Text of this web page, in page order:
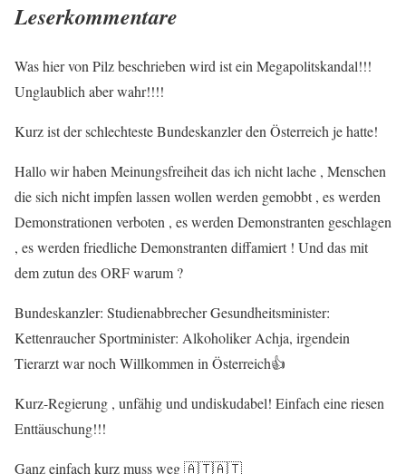
Leserkommentare
Was hier von Pilz beschrieben wird ist ein Megapolitskandal!!!
Unglaublich aber wahr!!!!
Kurz ist der schlechteste Bundeskanzler den Österreich je hatte!
Hallo wir haben Meinungsfreiheit das ich nicht lache , Menschen
die sich nicht impfen lassen wollen werden gemobbt , es werden
Demonstrationen verboten , es werden Demonstranten geschlagen
, es werden friedliche Demonstranten diffamiert ! Und das mit
dem zutun des ORF warum ?
Bundeskanzler: Studienabbrecher Gesundheitsminister:
Kettenraucher Sportminister: Alkoholiker Achja, irgendein
Tierarzt war noch Willkommen in Österreich👍
Kurz-Regierung , unfähig und undiskudabel! Einfach eine riesen
Enttäuschung!!!
Ganz einfach kurz muss weg 🇦🇹🇦🇹